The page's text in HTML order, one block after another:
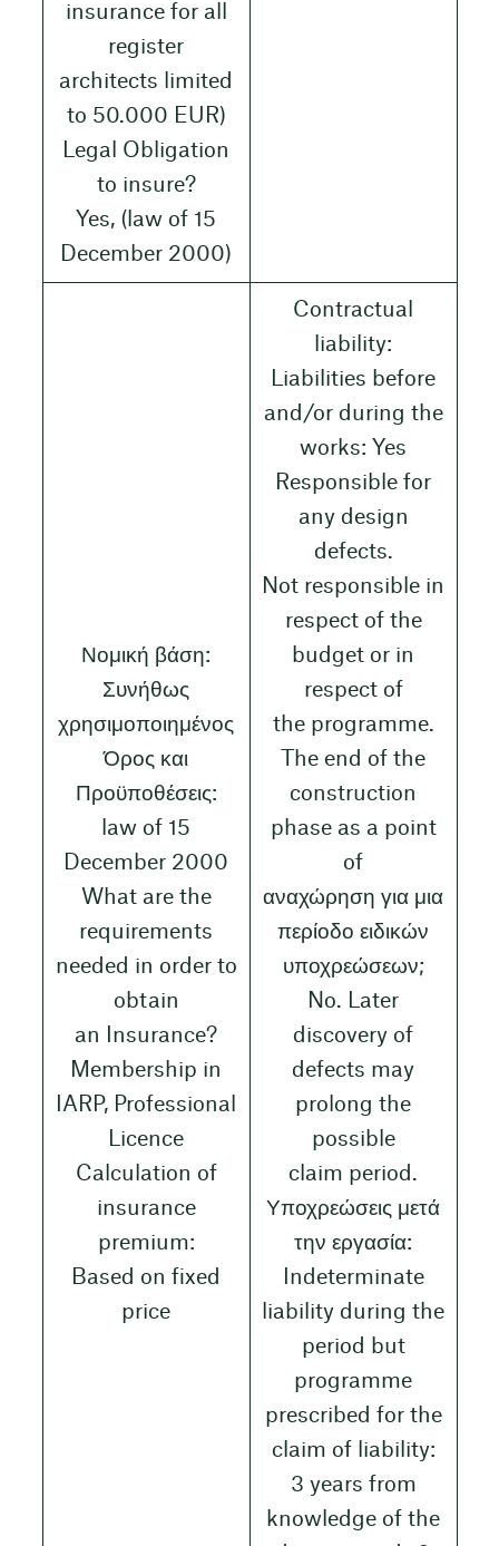
insurance for all
register
architects limited
to 50.000 EUR)
Legal Obligation
to insure?
Yes, (law of 15
December 2000)
Νομική βάση:
Συνήθως
χρησιμοποιημένος
Όρος και
Προϋποθέσεις:
law of 15
December 2000
What are the
requirements
needed in order to
obtain
an Insurance?
Membership in
IARP, Professional
Licence
Calculation of
insurance
premium:
Based on fixed
price
Contractual
liability:
Liabilities before
and/or during the
works: Yes
Responsible for
any design
defects.
Not responsible in
respect of the
budget or in
respect of
the programme.
The end of the
construction
phase as a point
of
αναχώρηση για μια
περίοδο ειδικών
υποχρεώσεων;
No. Later
discovery of
defects may
prolong the
possible
claim period.
Υποχρεώσεις μετά
την εργασία:
Indeterminate
liability during the
period but
programme
prescribed for the
claim of liability:
3 years from
knowledge of the